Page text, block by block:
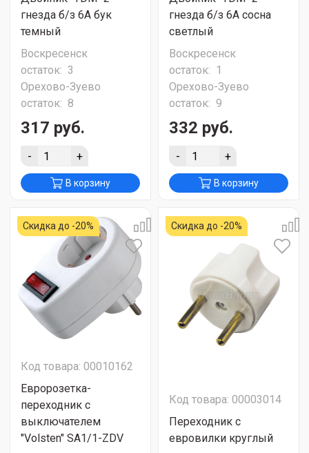
гнезда б/з 6А бук
темный
Воскресенск
остаток: 3
Орехово-Зуево
остаток: 8
317 руб.
- +
В корзину
гнезда б/з 6А сосна
светлый
Воскресенск
остаток: 1
Орехово-Зуево
остаток: 9
332 руб.
- +
В корзину
Скидка до -20%
Код товара: 00010162
Евророзетка-
переходник с
выключателем
"Volsten" SA1/1-ZDV
Скидка до -20%
Код товара: 00003014
Переходник с
евровилки круглый